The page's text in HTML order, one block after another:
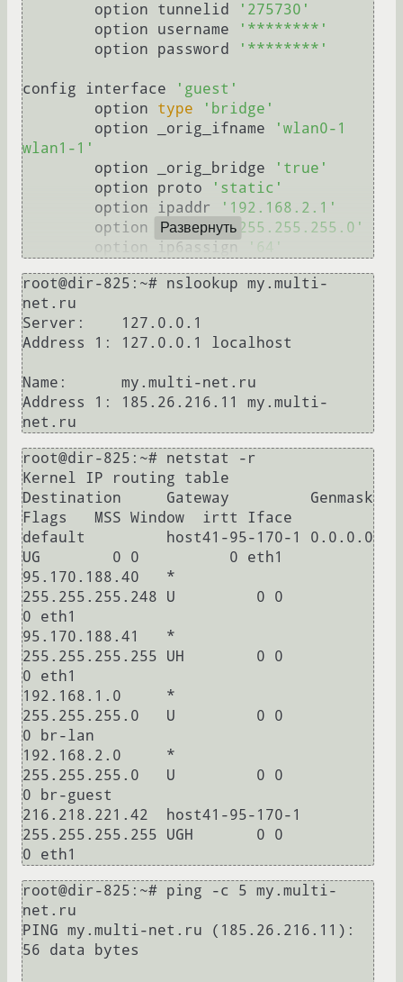
	option tunnelid
'275730'
	option username
'********'
	option password
'********'
config interface
'guest'
	option
type
'bridge'
	option _orig_ifname
'wlan0-1
wlan1-1'
	option _orig_bridge
'true'
	option proto
'static'
	option ipaddr
'192.168.2.1'
	option netmask
'255.255.255.0'
	option ip6assign
'64'
Развернуть
root@dir-825:~# nslookup my.multi-
net.ru
Server:    127.0.0.1
Address 1: 127.0.0.1 localhost
Name:      my.multi-net.ru
Address 1: 185.26.216.11 my.multi-
root@dir-825:~# netstat -r
Kernel IP routing table
Destination     Gateway         Genmask
Flags   MSS Window  irtt Iface
default         host41-95-170-1 0.0.0.0
UG        0 0          0 eth1
95.170.188.40   *
255.255.255.248 U         0 0
0 eth1
95.170.188.41   *
255.255.255.255 UH        0 0
0 eth1
192.168.1.0     *
255.255.255.0   U         0 0
0 br-lan
192.168.2.0     *
255.255.255.0   U         0 0
0 br-guest
216.218.221.42  host41-95-170-1
255.255.255.255 UGH       0 0
root@dir-825:~# ping -c 5 my.multi-
net.ru
PING my.multi-net.ru (185.26.216.11):
56 data bytes